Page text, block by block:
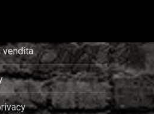
vendita